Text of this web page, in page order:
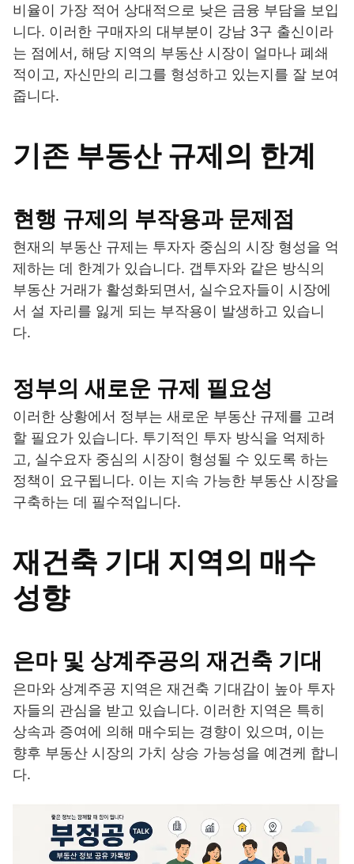
비율이 가장 적어 상대적으로 낮은 금융 부담을 보입
니다. 이러한 구매자의 대부분이 강남 3구 출신이라
는 점에서, 해당 지역의 부동산 시장이 얼마나 폐쇄
적이고, 자신만의 리그를 형성하고 있는지를 잘 보여
줍니다.
기존 부동산 규제의 한계
현행 규제의 부작용과 문제점
현재의 부동산 규제는 투자자 중심의 시장 형성을 억
제하는 데 한계가 있습니다. 갭투자와 같은 방식의
부동산 거래가 활성화되면서, 실수요자들이 시장에
서 설 자리를 잃게 되는 부작용이 발생하고 있습니
다.
정부의 새로운 규제 필요성
이러한 상황에서 정부는 새로운 부동산 규제를 고려
할 필요가 있습니다. 투기적인 투자 방식을 억제하
고, 실수요자 중심의 시장이 형성될 수 있도록 하는
정책이 요구됩니다. 이는 지속 가능한 부동산 시장을
구축하는 데 필수적입니다.
재건축 기대 지역의 매수
성향
은마 및 상계주공의 재건축 기대
은마와 상계주공 지역은 재건축 기대감이 높아 투자
자들의 관심을 받고 있습니다. 이러한 지역은 특히
상속과 증여에 의해 매수되는 경향이 있으며, 이는
향후 부동산 시장의 가치 상승 가능성을 예견케 합니
다.